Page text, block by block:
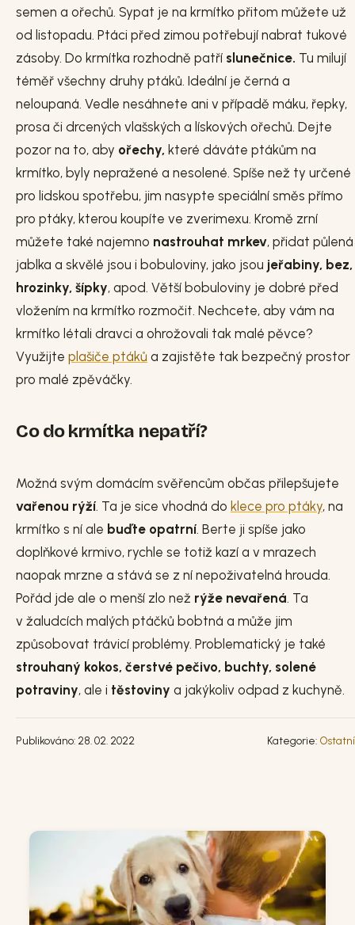
semen a ořechů. Sypat je na krmítko přitom můžete už
od listopadu. Ptáci před zimou potřebují nabrat tukové
zásoby. Do krmítka rozhodně patří slunečnice. Tu milují
téměř všechny druhy ptáků. Ideální je černá a
neloupaná. Vedle nesáhnete ani v případě máku, řepky,
prosa či drcených vlašských a lískových ořechů. Dejte
pozor na to, aby ořechy, které dáváte ptákům na
krmítko, byly nepražené a nesolené. Spíše než ty určené
pro lidskou spotřebu, jim nasypte speciální směs přímo
pro ptáky, kterou koupíte ve zverimexu. Kromě zrní
můžete také najemno nastrouhat mrkev, přidat půlená
jablka a skvělé jsou i bobuloviny, jako jsou jeřabiny, bez,
hrozinky, šípky, apod. Větší bobuloviny je dobré před
vložením na krmítko rozmočit. Nechcete, aby vám na
krmítko létali dravci a ohrožovali tak malé pěvce?
Využijte plašiče ptáků a zajistěte tak bezpečný prostor
pro malé zpěváčky.
Co do krmítka nepatří?
Možná svým domácím svěřencům občas přilepšujete
vařenou rýží. Ta je sice vhodná do klece pro ptáky, na
krmítko s ní ale buďte opatrní. Berte ji spíše jako
doplňkové krmivo, rychle se totiž kazí a v mrazech
naopak mrzne a stává se z ní nepoživatelná hrouda.
Pořád jde ale o menší zlo než rýže nevařená. Ta
v žaludcích malých ptáčků bobtná a může jim
způsobovat trávicí problémy. Problematický je také
strouhaný kokos, čerstvé pečivo, buchty, solené
potraviny, ale i těstoviny a jakýkoliv odpad z kuchyně.
Publikováno: 28. 02. 2022 Kategorie: Ostatní